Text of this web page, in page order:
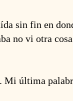
sin fin en
no vi otra
Mi última